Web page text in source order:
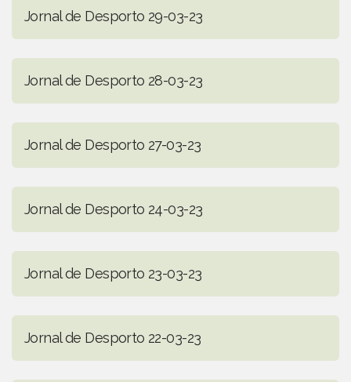
Jornal de Desporto 29-03-23
Jornal de Desporto 28-03-23
Jornal de Desporto 27-03-23
Jornal de Desporto 24-03-23
Jornal de Desporto 23-03-23
Jornal de Desporto 22-03-23